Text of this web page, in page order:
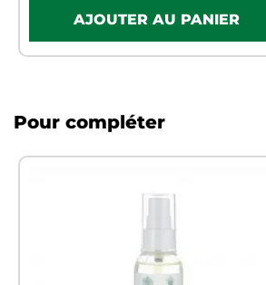
Pour compléter